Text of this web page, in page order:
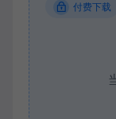
付费下载